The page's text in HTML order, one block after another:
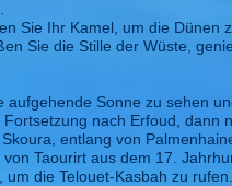
Sie Ihr Kamel, um die
Sie die Stille der Wüste,
aufgehende Sonne zu sehen
nach Erfoud,
entlang von
Taourirt aus dem 17.
die Telouet-Kasbah zu